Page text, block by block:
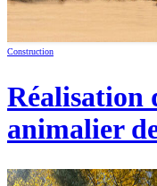
Construction
Réalisation
animalier